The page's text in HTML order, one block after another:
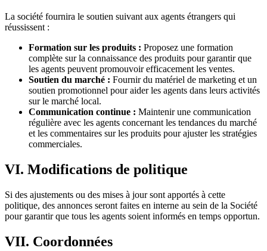
La société fournira le soutien suivant aux agents étrangers qui
réussissent :
Formation sur les produits : Proposez une formation
complète sur la connaissance des produits pour garantir que
les agents peuvent promouvoir efficacement les ventes.
Soutien du marché : Fournir du matériel de marketing et un
soutien promotionnel pour aider les agents dans leurs activités
sur le marché local.
Communication continue : Maintenir une communication
régulière avec les agents concernant les tendances du marché
et les commentaires sur les produits pour ajuster les stratégies
commerciales.
VI. Modifications de politique
Si des ajustements ou des mises à jour sont apportés à cette
politique, des annonces seront faites en interne au sein de la Société
pour garantir que tous les agents soient informés en temps opportun.
VII. Coordonnées